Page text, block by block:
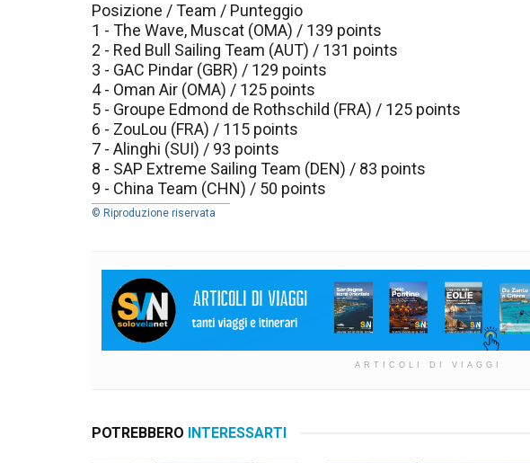
Posizione / Team / Punteggio
1 - The Wave, Muscat (OMA) / 139 points
2 - Red Bull Sailing Team (AUT) / 131 points
3 - GAC Pindar (GBR) / 129 points
4 - Oman Air (OMA) / 125 points
5 - Groupe Edmond de Rothschild (FRA) / 125 points
6 - ZouLou (FRA) / 115 points
7 - Alinghi (SUI) / 93 points
8 - SAP Extreme Sailing Team (DEN) / 83 points
9 - China Team (CHN) / 50 points
© Riproduzione riservata
ARTICOLI DI VIAGGI
POTREBBERO INTERESSARTI